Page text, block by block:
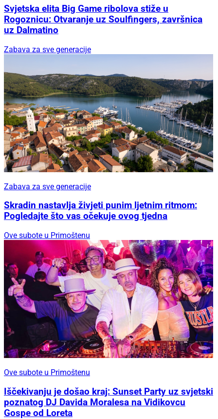
Svjetska elita Big Game ribolova stiže u
Rogoznicu: Otvaranje uz Soulfingers, završnica
uz Dalmatino
Zabava za sve generacije
Zabava za sve generacije
Skradin nastavlja živjeti punim ljetnim ritmom:
Pogledajte što vas očekuje ovog tjedna
Ove subote u Primoštenu
Ove subote u Primoštenu
Iščekivanju je došao kraj: Sunset Party uz svjetski
poznatog DJ Davida Moralesa na Vidikovcu
Gospe od Loreta